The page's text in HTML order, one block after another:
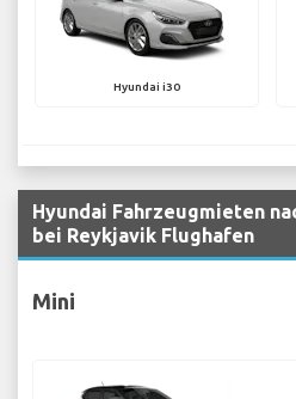
Hyundai i30
Hyundai Fahrzeugmieten
bei Reykjavik Flughafen
Mini